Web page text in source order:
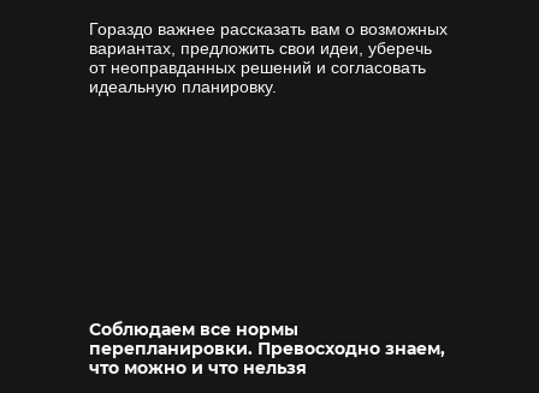
Гораздо важнее рассказать вам о возможных
вариантах, предложить свои идеи, уберечь
от неоправданных решений и согласовать
идеальную планировку.
Соблюдаем все нормы
перепланировки. Превосходно знаем,
что можно и что нельзя